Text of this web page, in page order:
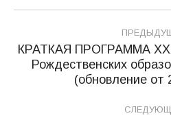
Навигация
по
записям
КРАТКАЯ ПРОГРАММА
Рождественских
(обновление от